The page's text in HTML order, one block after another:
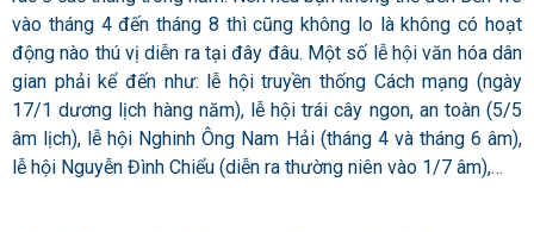
vào tháng 4 đến tháng 8 thì cũng không lo là không có hoạt
động nào thú vị diễn ra tại đây đâu. Một số lễ hội văn hóa dân
gian phải kể đến như: lễ hội truyền thống Cách mạng (ngày
17/1 dương lịch hàng năm), lễ hội trái cây ngon, an toàn (5/5
âm lịch), lễ hội Nghinh Ông Nam Hải (tháng 4 và tháng 6 âm),
lễ hội Nguyễn Đình Chiểu (diễn ra thường niên vào 1/7 âm),…